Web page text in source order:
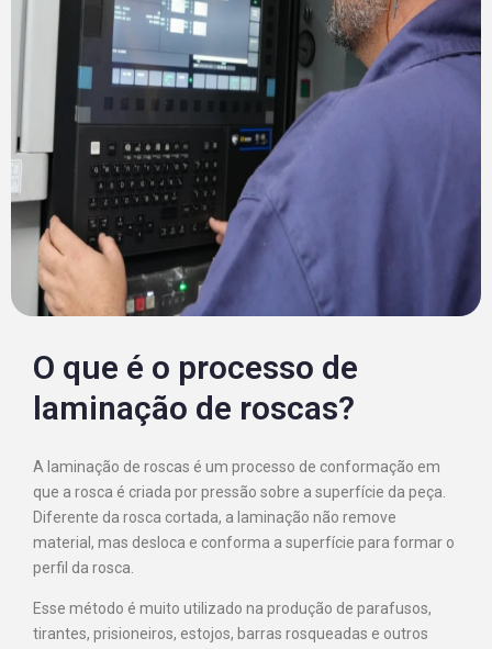
O que é o processo de
laminação de roscas?
A laminação de roscas é um processo de conformação em
que a rosca é criada por pressão sobre a superfície da peça.
Diferente da rosca cortada, a laminação não remove
material, mas desloca e conforma a superfície para formar o
perfil da rosca.
Esse método é muito utilizado na produção de parafusos,
tirantes, prisioneiros, estojos, barras rosqueadas e outros